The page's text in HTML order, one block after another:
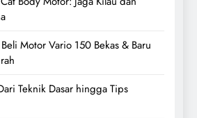
Motor Vario 150 Bekas & Baru
Teknik Dasar hingga Tips